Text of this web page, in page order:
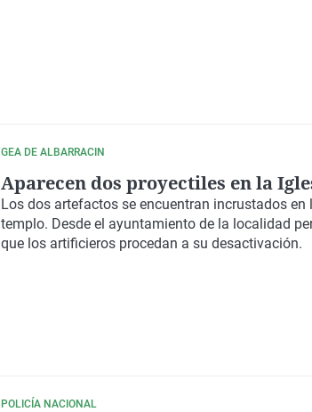
GEA DE ALBARRACIN
Aparecen dos proyectiles en la
Los dos artefactos se encuentran incrustados en
templo. Desde el ayuntamiento de la localidad
que los artificieros procedan a su desactivación.
POLICÍA NACIONAL